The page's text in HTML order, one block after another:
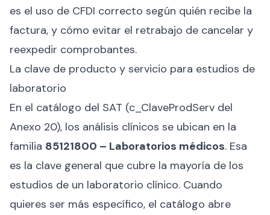
es el uso de CFDI correcto según quién recibe la
factura, y cómo evitar el retrabajo de cancelar y
reexpedir comprobantes.
La clave de producto y servicio para estudios de
laboratorio
En el catálogo del SAT (c_ClaveProdServ del
Anexo 20), los análisis clínicos se ubican en la
familia 85121800 – Laboratorios médicos. Esa
es la clave general que cubre la mayoría de los
estudios de un laboratorio clínico. Cuando
quieres ser más específico, el catálogo abre